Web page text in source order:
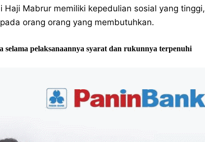
Mabrur memiliki kepedulian sosial yang tinggi,
orang orang yang membutuhkan.
pelaksanaannya syarat dan rukunnya terpenuhi